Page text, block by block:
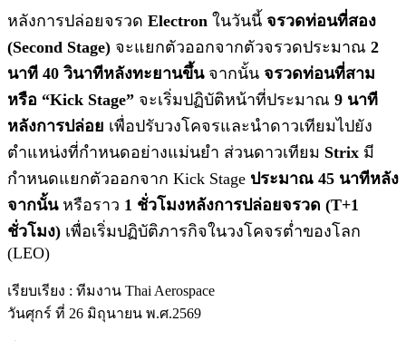
หลังการปล่อยจรวด Electron ในวันนี้ จรวดท่อนที่สอง
(Second Stage) จะแยกตัวออกจากตัวจรวดประมาณ 2
นาที 40 วินาทีหลังทะยานขึ้นจากนั้น จรวดท่อนที่สาม
หรือ “Kick Stage” จะเริ่มปฏิบัติหน้าที่ประมาณ 9 นาที
หลังการปล่อย เพื่อปรับวงโคจรและนำดาวเทียมไปยัง
ตำแหน่งที่กำหนดอย่างแม่นยำ ส่วนดาวเทียม Strix มี
กำหนดแยกตัวออกจาก Kick Stage ประมาณ 45 นาทีหลัง
จากนั้นหรือราว 1 ชั่วโมงหลังการปล่อยจรวด (T+1
ชั่วโมง) เพื่อเริ่มปฏิบัติภารกิจในวงโคจรต่ำของโลก
(LEO)
เรียบเรียง : ทีมงาน Thai Aerospace
วันศุกร์ ที่ 26 มิถุนายน พ.ศ.2569